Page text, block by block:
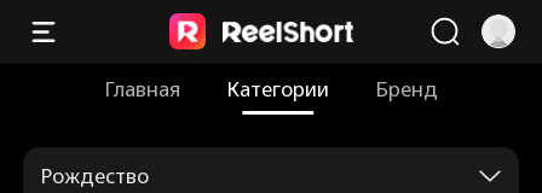
Главная Категории Бренд
Рождество